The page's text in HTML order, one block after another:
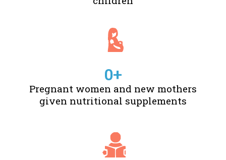
Pregnant women and new mothers
given nutritional supplements
0+